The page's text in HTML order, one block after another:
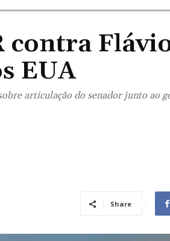
contra
EUA
articulação do senador junto ao
Share